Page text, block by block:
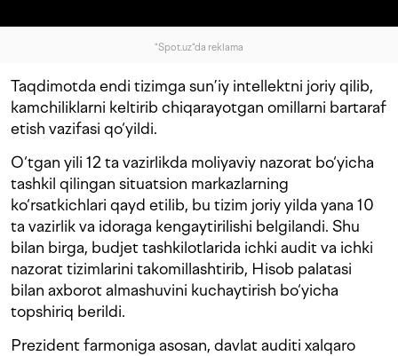
"Spot.uz"da reklama
Taqdimotda endi tizimga sun’iy intellektni joriy qilib,
kamchiliklarni keltirib chiqarayotgan omillarni bartaraf
etish vazifasi qo‘yildi.
O‘tgan yili 12 ta vazirlikda moliyaviy nazorat bo‘yicha
tashkil qilingan situatsion markazlarning
ko‘rsatkichlari qayd etilib, bu tizim joriy yilda yana 10
ta vazirlik va idoraga kengaytirilishi belgilandi. Shu
bilan birga, budjet tashkilotlarida ichki audit va ichki
nazorat tizimlarini takomillashtirib, Hisob palatasi
bilan axborot almashuvini kuchaytirish bo‘yicha
topshiriq berildi.
Prezident farmoniga asosan, davlat auditi xalqaro